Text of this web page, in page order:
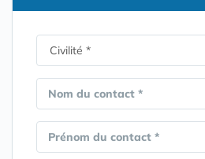
Nom du contact *
Prénom du contact *